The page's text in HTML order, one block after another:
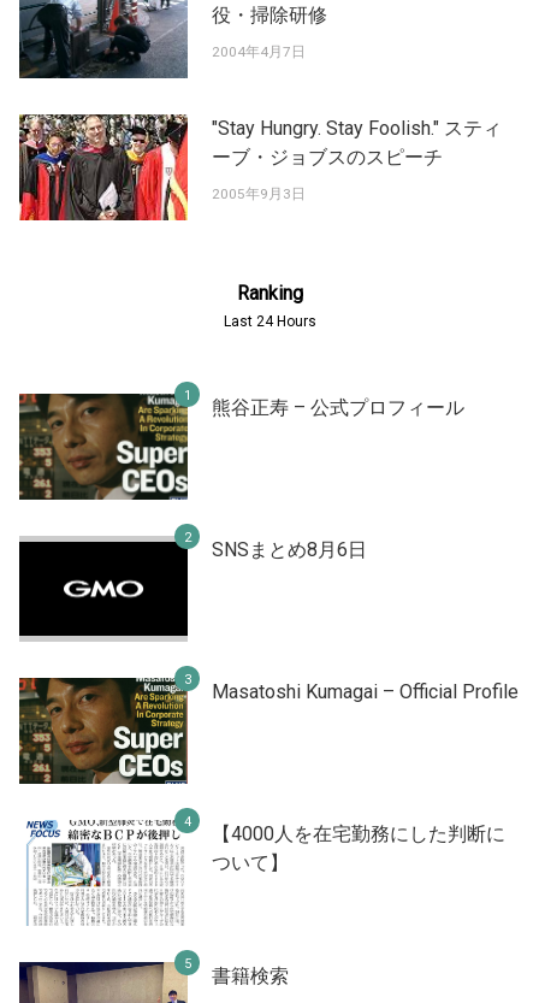
役・掃除研修
2004年4月7日
"Stay Hungry. Stay Foolish." スティ
ーブ・ジョブスのスピーチ
2005年9月3日
Ranking
Last 24 Hours
熊谷正寿 – 公式プロフィール
SNSまとめ8月6日
Masatoshi Kumagai – Official Profile
【4000人を在宅勤務にした判断に
ついて】
書籍検索